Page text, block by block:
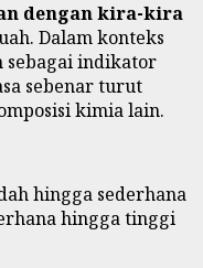
dengan kira-kira
Dalam konteks
sebagai indikator
sebenar turut
kimia lain.
hingga sederhana
hingga tinggi